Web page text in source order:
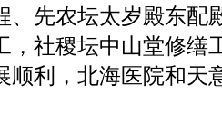
、先农坛太岁殿东配
，社稷坛中山堂修缮
顺利，北海医院和天